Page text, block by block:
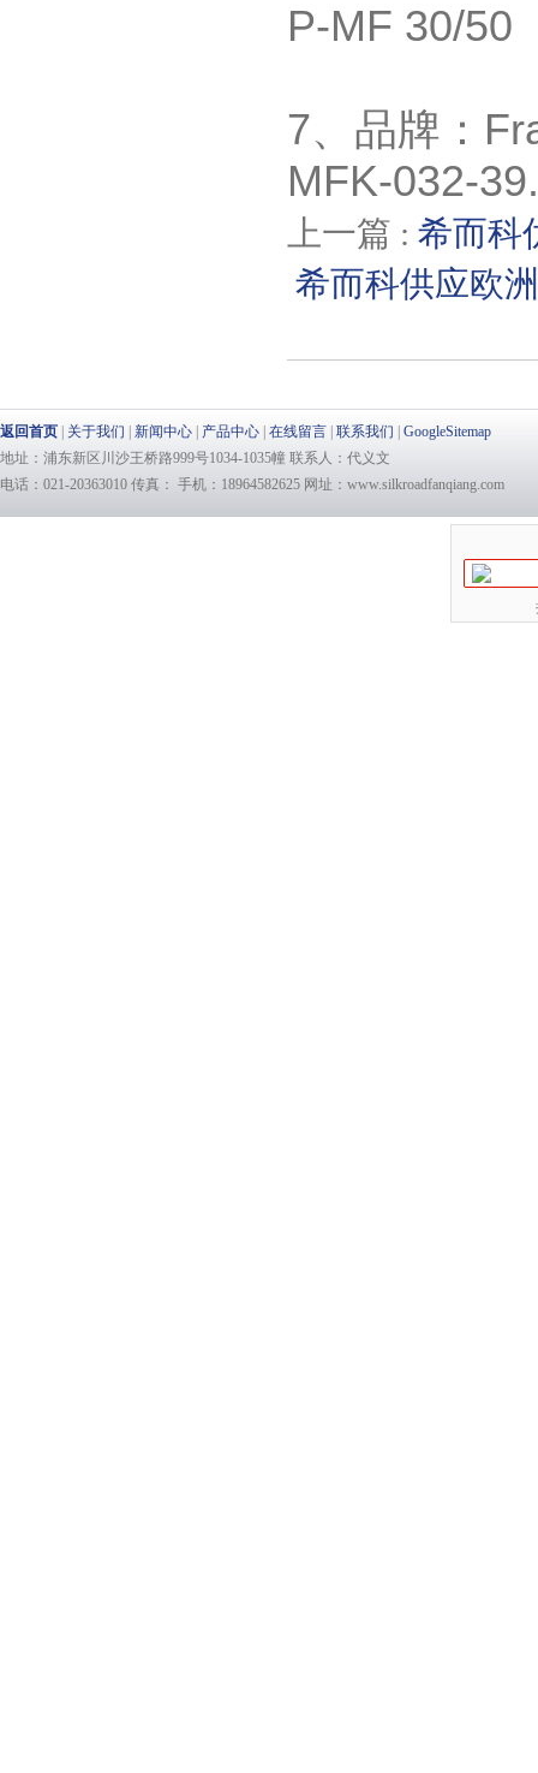
P-MF 30/50
7、品牌：
MFK-032-
上一篇 : 希而科
希而科供应欧
返回首页 关于我们 新闻中心 产品中心 在线留言 联系我们
GoogleSitemap
地址：浦东新区川沙王桥路999号1034-1035幢 联系人：代义文
电话：021-20363010 传真： 手机：18964582625 网址：www.silkroadfanqiang.com